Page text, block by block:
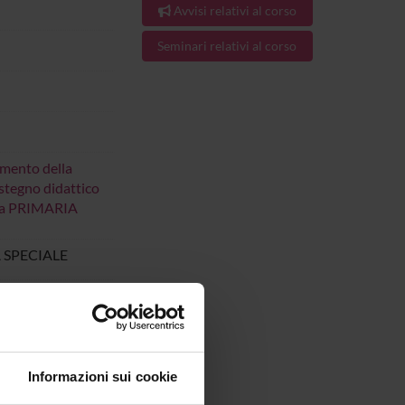
Informazioni sui cookie
della
didattico
PRIMARIA
Avvisi relativi al corso
Seminari relativi al corso